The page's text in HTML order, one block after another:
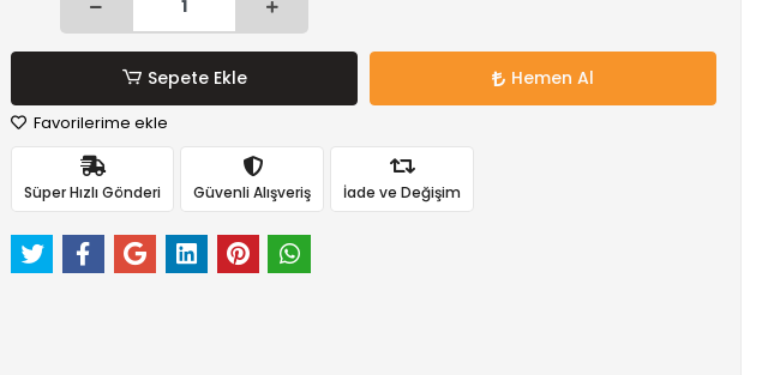
Sepete Ekle Hemen Al
Favorilerime ekle
Süper Hızlı Gönderi Güvenli Alışveriş İade ve Değişim